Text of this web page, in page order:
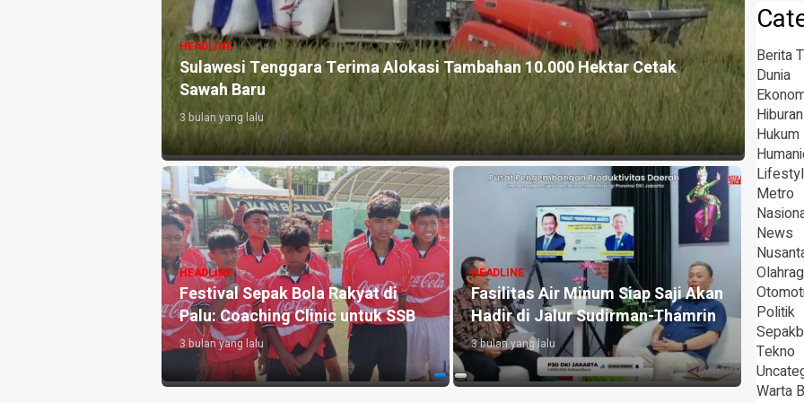
HEADLINE
Sulawesi Tenggara Terima Alokasi Tambahan 10.000 Hektar Cetak
Sawah Baru
3 bulan yang lalu
HEADLINE
Festival Sepak Bola Rakyat di
Palu: Coaching Clinic untuk SSB
3 bulan yang lalu
HEADLINE
Fasilitas Air Minum Siap Saji Akan
Hadir di Jalur Sudirman-Thamrin
3 bulan yang lalu
3 bulan
3 bulan
Berita
Dunia
Hiburan
Hukum
Metro
News
Politik
Tekno
Warta